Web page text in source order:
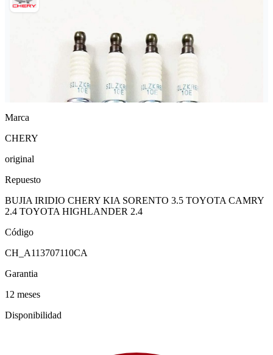
Marca
CHERY
original
Repuesto
BUJIA IRIDIO CHERY KIA SORENTO 3.5 TOYOTA CAMRY
2.4 TOYOTA HIGHLANDER 2.4
Código
CH_A113707110CA
Garantia
12 meses
Disponibilidad